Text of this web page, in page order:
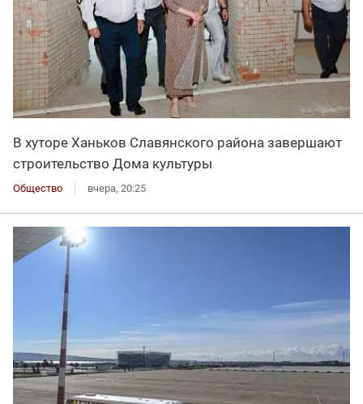
В хуторе Ханьков Славянского района завершают
строительство Дома культуры
Общество вчера, 20:25